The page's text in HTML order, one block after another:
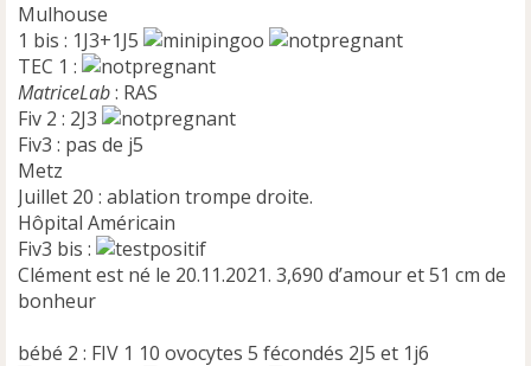
Mulhouse
1 bis : 1J3+1J5
TEC 1 :
MatriceLab: RAS
Fiv 2 : 2J3
Fiv3 : pas de j5
Metz
Juillet 20 : ablation trompe droite.
Hôpital Américain
Fiv3 bis :
Clément est né le 20.11.2021. 3,690 d’amour et 51 cm de
bonheur
bébé 2 : FIV 1 10 ovocytes 5 fécondés 2J5 et 1j6